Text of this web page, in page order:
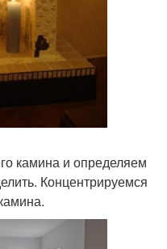
камина и определяем
Концентрируемся